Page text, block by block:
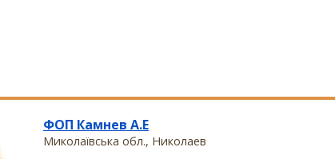
ФОП Камнев А.Е
Миколаївська обл., Николаев